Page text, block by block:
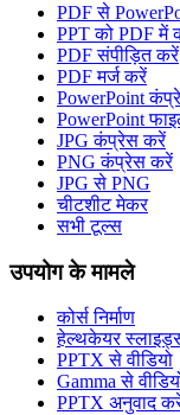
PDF से
PPT को PDF में
PDF संपीड़ित करें
PDF मर्ज करें
PowerPoint
PowerPoint
JPG कंप्रेस करें
PNG कंप्रेस करें
JPG से PNG
चीटशीट मेकर
सभी टूल्स
उपयोग के मामले
कोर्स निर्माण
हेल्थकेयर
PPTX से वीडियो
Gamma से
PPTX अनुवाद